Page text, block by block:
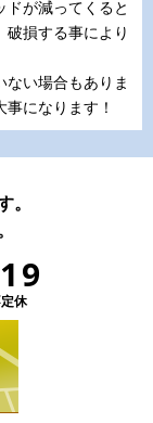
が減ってくると
損する事により
い場合もありま
になります！
。
休